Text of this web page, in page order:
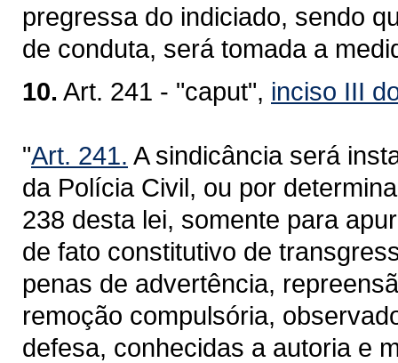
pregressa do indiciado, sendo
de conduta, será tomada a
10. Art. 241 - "caput", inciso III
"Art. 241. A sindicância será
da Polícia Civil, ou por
238 desta lei, somente para
de fato constitutivo de
penas de advertência,
remoção compulsória,
defesa, conhecidas a autoria e